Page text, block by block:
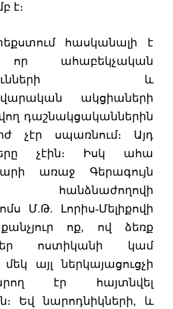
է։
հասկանալի է
որ ահաբեկչական
և
ակցիաների
դաշնակցականներին
չէր սպառնում։ Այդ
չէին։ Իսկ ահա
առաջ Գերագույն
հանձնաժողովի
Մ.Թ. Լորիս-Մելիքովի
ոք, ով ձեռք
ոստիկանի կամ
այլ ներկայացուցչի
էր հայտնվել
Եվ նարոդնիկների, և